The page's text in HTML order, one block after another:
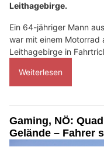
Leithagebirge.
Ein 64-jähriger Mann
war mit einem Motorrad
Leithagebirge in
Weiterlesen
Gaming, NÖ:
Gelände – Fahrer